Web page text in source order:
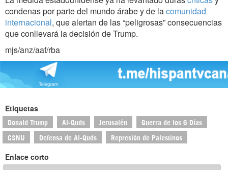
condenas por parte del mundo árabe y de lacomunidad
internacional, que alertan de las “peligrosas” consecuencias
que conllevará la decisión de Trump.
mjs/anz/aaf/rba
Etiquetas
Donald Trump Al-Quds Jerusalén Guerra de los 6 Días
CSNU Defensa de Al-Quds Represión de Palestinos
Enlace corto